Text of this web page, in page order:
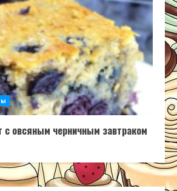
с овсяным черничным завтраком